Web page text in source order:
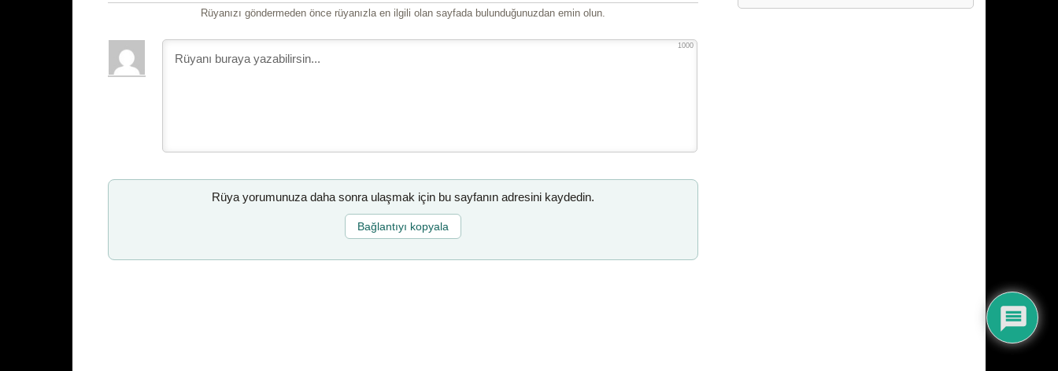
Rüyanızı göndermeden önce rüyanızla en ilgili olan sayfada bulunduğunuzdan emin olun.
1000
Rüya yorumunuza daha sonra ulaşmak için bu sayfanın adresini kaydedin.
Bağlantıyı kopyala